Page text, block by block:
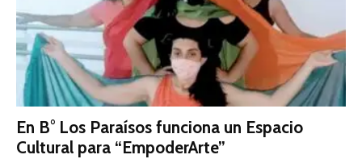
En B° Los Paraísos funciona un Espacio
Cultural para “EmpoderArte”